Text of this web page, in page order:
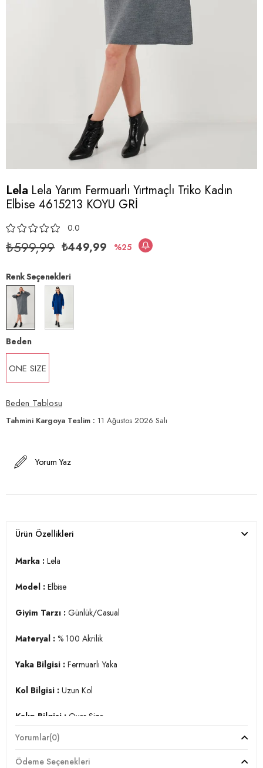
Lela Lela Yarım Fermuarlı Yırtmaçlı Triko Kadın
Elbise 4615213 KOYU GRİ
0.0
₺599,99 ₺449,99 25
Renk Seçenekleri
Beden
ONE SIZE
Beden Tablosu
Tahmini Kargoya Teslim : 11 Ağustos 2026 Salı
Yorum Yaz
Ürün Özellikleri
Marka : Lela
Model : Elbise
Giyim Tarzı : Günlük/Casual
Materyal : % 100 Akrilik
Yaka Bilgisi : Fermuarlı Yaka
Kol Bilgisi : Uzun Kol
Kalıp Bilgisi : Over Size
Manken Ölçüsü :
cm / Basen : 90 cm
Yorumlar(0)
Ödeme Seçenekleri